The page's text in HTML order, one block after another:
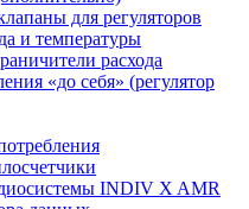
для регуляторов
и температуры
расхода
«до себя» (регулятор
INDIV X AMR